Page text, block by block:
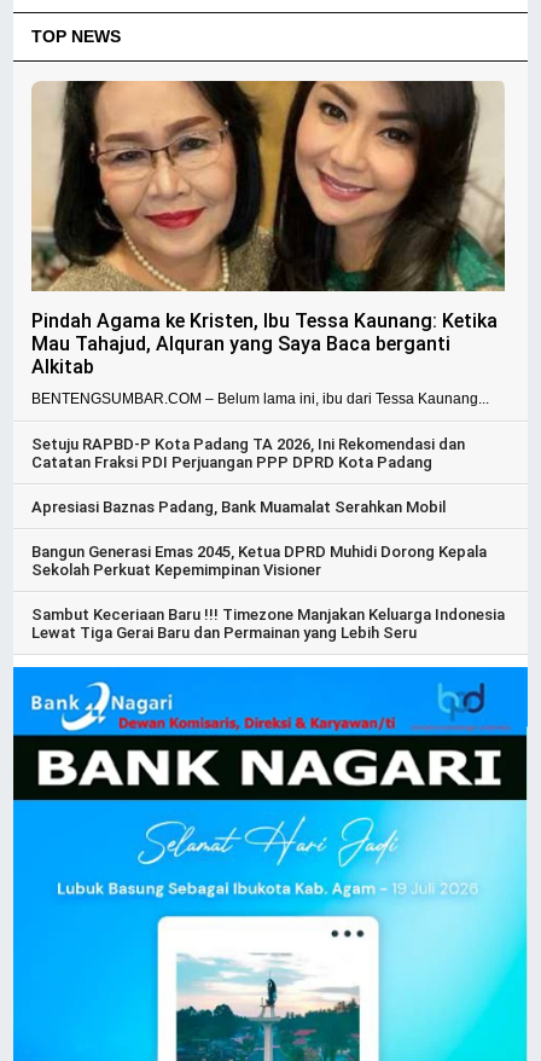
TOP NEWS
Pindah Agama ke Kristen, Ibu Tessa Kaunang: Ketika
Mau Tahajud, Alquran yang Saya Baca berganti
Alkitab
BENTENGSUMBAR.COM – Belum lama ini, ibu dari Tessa Kaunang...
Setuju RAPBD-P Kota Padang TA 2026, Ini Rekomendasi dan
Catatan Fraksi PDI Perjuangan PPP DPRD Kota Padang
Apresiasi Baznas Padang, Bank Muamalat Serahkan Mobil
Bangun Generasi Emas 2045, Ketua DPRD Muhidi Dorong Kepala
Sekolah Perkuat Kepemimpinan Visioner
Sambut Keceriaan Baru !!! Timezone Manjakan Keluarga Indonesia
Lewat Tiga Gerai Baru dan Permainan yang Lebih Seru